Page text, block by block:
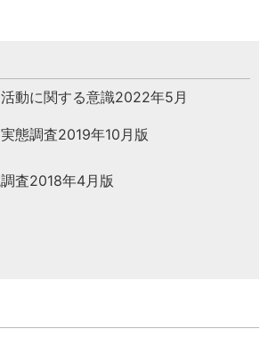
動に関する意識2022年5月
態調査2019年10月版
査2018年4月版